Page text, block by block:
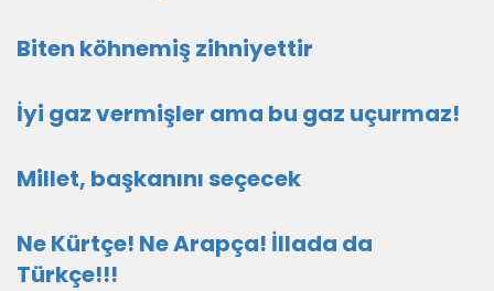
Biten köhnemiş zihniyettir
İyi gaz vermişler ama bu gaz uçurmaz!
Millet, başkanını seçecek
Ne Kürtçe! Ne Arapça! İllada da
Türkçe!!!